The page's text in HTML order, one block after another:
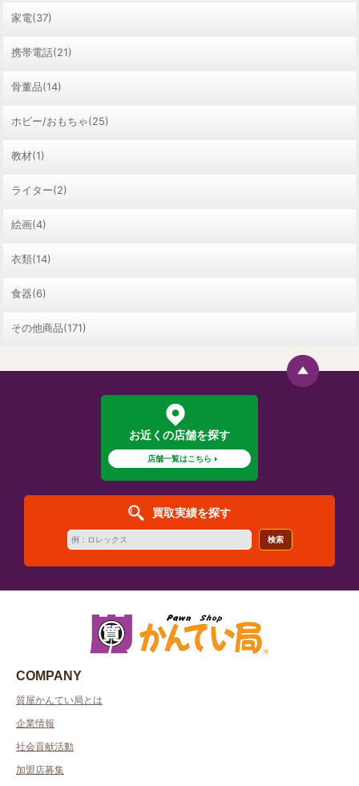
家電(37)
携帯電話(21)
骨董品(14)
ホビー/おもちゃ(25)
教材(1)
ライター(2)
絵画(4)
衣類(14)
食器(6)
その他商品(171)
お近くの店舗を探す
店舗一覧はこちら
買取実績を探す
検索
COMPANY
質屋かんてい局とは
企業情報
社会貢献活動
加盟店募集